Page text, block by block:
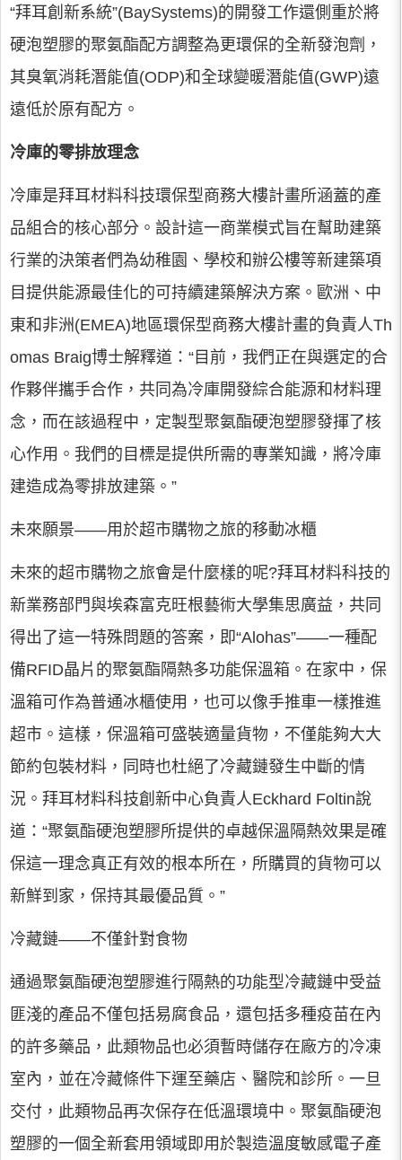
“拜耳創新系統”(BaySystems)的開發工作還側重於將
硬泡塑膠的聚氨酯配方調整為更環保的全新發泡劑，
其臭氧消耗潛能值(ODP)和全球變暖潛能值(GWP)遠
遠低於原有配方。
冷庫的零排放理念
冷庫是拜耳材料科技環保型商務大樓計畫所涵蓋的產
品組合的核心部分。設計這一商業模式旨在幫助建築
行業的決策者們為幼稚園、學校和辦公樓等新建築項
目提供能源最佳化的可持續建築解決方案。歐洲、中
東和非洲(EMEA)地區環保型商務大樓計畫的負責人Th
omas Braig博士解釋道：“目前，我們正在與選定的合
作夥伴攜手合作，共同為冷庫開發綜合能源和材料理
念，而在該過程中，定製型聚氨酯硬泡塑膠發揮了核
心作用。我們的目標是提供所需的專業知識，將冷庫
建造成為零排放建築。”
未來願景——用於超市購物之旅的移動冰櫃
未來的超市購物之旅會是什麼樣的呢?拜耳材料科技的
新業務部門與埃森富克旺根藝術大學集思廣益，共同
得出了這一特殊問題的答案，即“Alohas”——一種配
備RFID晶片的聚氨酯隔熱多功能保溫箱。在家中，保
溫箱可作為普通冰櫃使用，也可以像手推車一樣推進
超市。這樣，保溫箱可盛裝適量貨物，不僅能夠大大
節約包裝材料，同時也杜絕了冷藏鏈發生中斷的情
況。拜耳材料科技創新中心負責人Eckhard Foltin說
道：“聚氨酯硬泡塑膠所提供的卓越保溫隔熱效果是確
保這一理念真正有效的根本所在，所購買的貨物可以
新鮮到家，保持其最優品質。”
冷藏鏈——不僅針對食物
通過聚氨酯硬泡塑膠進行隔熱的功能型冷藏鏈中受益
匪淺的產品不僅包括易腐食品，還包括多種疫苗在內
的許多藥品，此類物品也必須暫時儲存在廠方的冷凍
室內，並在冷藏條件下運至藥店、醫院和診所。一旦
交付，此類物品再次保存在低溫環境中。聚氨酯硬泡
塑膠的一個全新套用領域即用於製造溫度敏感電子產